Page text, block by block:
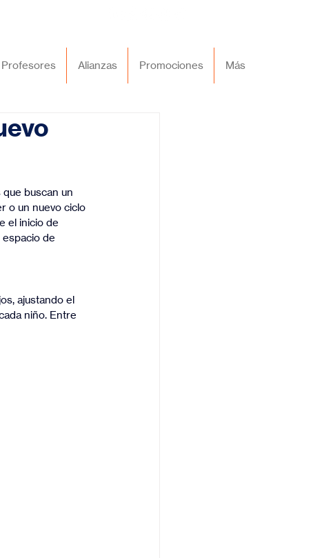
Profesores Alianzas Promociones Más
buscan un
o un nuevo ciclo
el inicio de
de
ajustando el
niño. Entre